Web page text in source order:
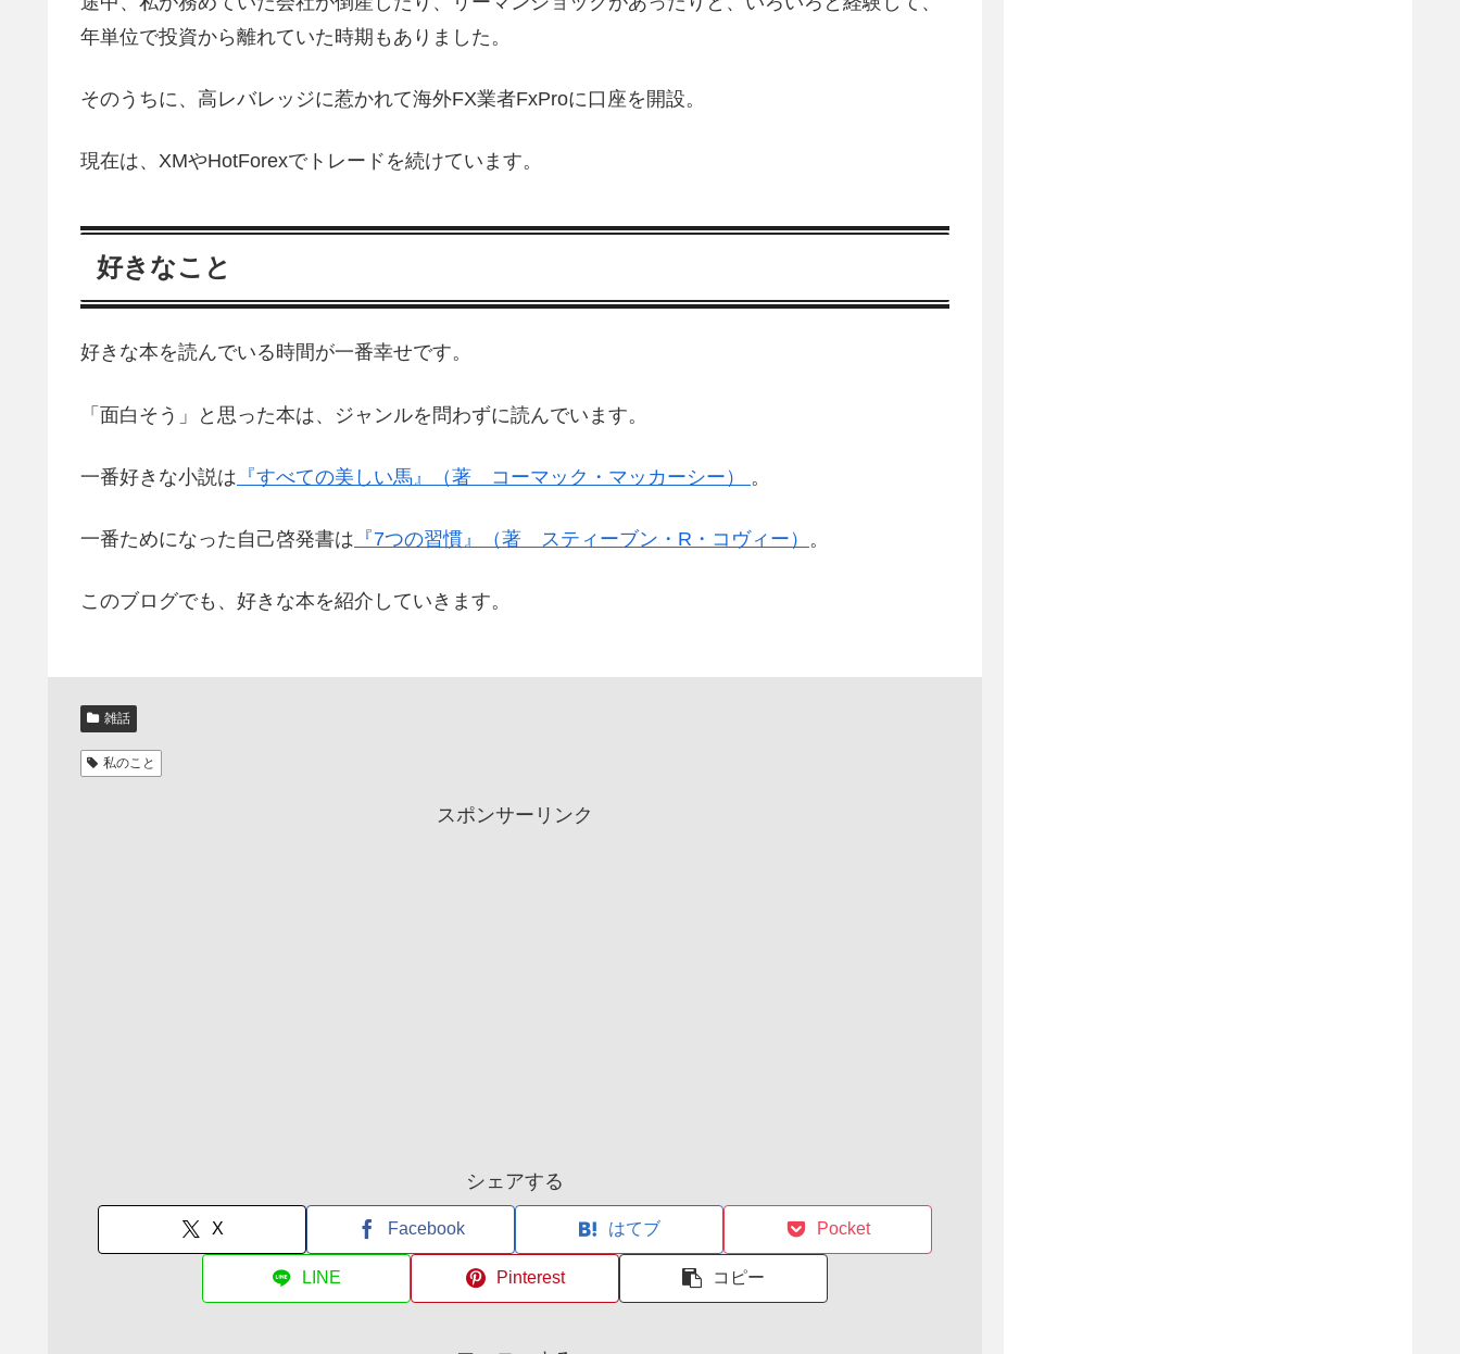
年単位で投資から離れていた時期もありました。
そのうちに、高レバレッジに惹かれて海外FX業者FxProに口座を開設。
現在は、XMやHotForexでトレードを続けています。
好きなこと
好きな本を読んでいる時間が一番幸せです。
「面白そう」と思った本は、ジャンルを問わずに読んでいます。
一番好きな小説は 『すべての美しい馬』（著 コーマック・マッカーシー） 。
一番ためになった自己啓発書は 『7つの習慣』（著 スティーブン・R・コヴィー） 。
このブログでも、好きな本を紹介していきます。
雑話
私のこと
スポンサーリンク
シェアする
X Facebook はてブ Pocket
LINE Pinterest コピー